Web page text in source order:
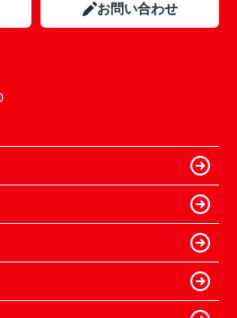
お問い合わせ